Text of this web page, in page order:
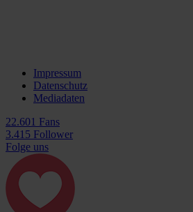
Impressum
Datenschutz
Mediadaten
22.601 Fans
3.415 Follower
Folge uns